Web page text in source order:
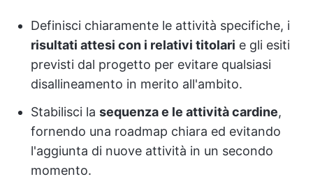
Definisci chiaramente le attività specifiche, i
risultati attesi con i relativi titolari e gli esiti
previsti dal progetto per evitare qualsiasi
disallineamento in merito all'ambito.
Stabilisci la sequenza e le attività cardine,
fornendo una roadmap chiara ed evitando
l'aggiunta di nuove attività in un secondo
momento.